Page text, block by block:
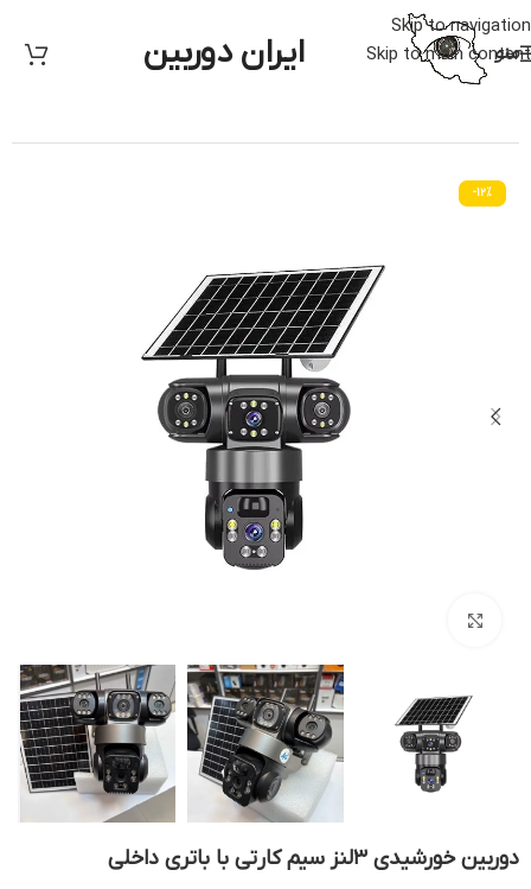
Skip to navigation
Skip to main content
منو ایران دوربین
-12%
دوربین خورشیدی 3لنز سیم کارتی با باتری داخلی